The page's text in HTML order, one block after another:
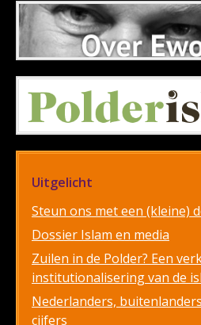
Uitgelicht
Steun ons met een (kleine)
Dossier Islam en media
Zuilen in de Polder? Een
institutionalisering van de
Nederlanders,
cijfers